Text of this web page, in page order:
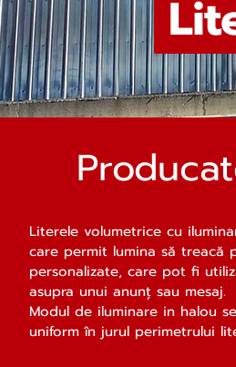
Literele volumetrice cu
care permit lumina să treacă
personalizate, care pot fi
asupra unui anunț sau mesaj.
Modul de iluminare in halou
uniform în jurul perimetrului